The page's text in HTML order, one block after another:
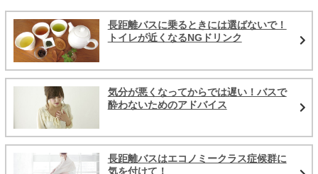
長距離バスに乗るときには選ばないで！
トイレが近くなるNGドリンク
気分が悪くなってからでは遅い！バスで
酔わないためのアドバイス
長距離バスはエコノミークラス症候群に
気を付けて！